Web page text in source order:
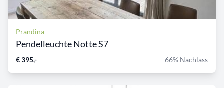
Prandina
Pendelleuchte Notte S7
€ 395,- 66% Nachlass